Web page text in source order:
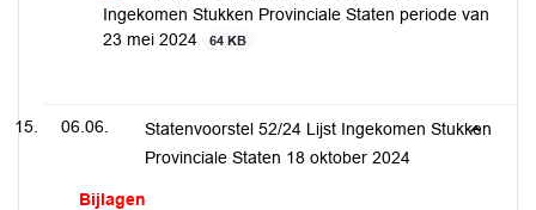
Ingekomen Stukken Provinciale Staten periode van
23 mei 2024
64 KB
06.06.
Statenvoorstel 52/24 Lijst Ingekomen Stukken
Provinciale Staten 18 oktober 2024
Bijlagen